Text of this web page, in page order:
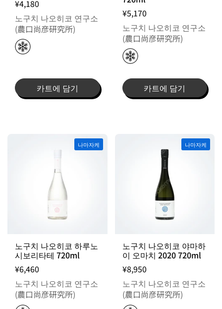
¥4,180
노구치 나오히코 연구소
(農口尚彦研究所)
카트에 담기
¥5,170
노구치 나오히코 연구소
(農口尚彦研究所)
카트에 담기
노구치 나오히코 하루노
시보리타테 720ml
¥6,460
노구치 나오히코 연구소
(農口尚彦研究所)
나마자케
노구치 나오히코 야마하
이 오마치 2020 720ml
¥8,950
노구치 나오히코 연구소
(農口尚彦研究所)
나마자케